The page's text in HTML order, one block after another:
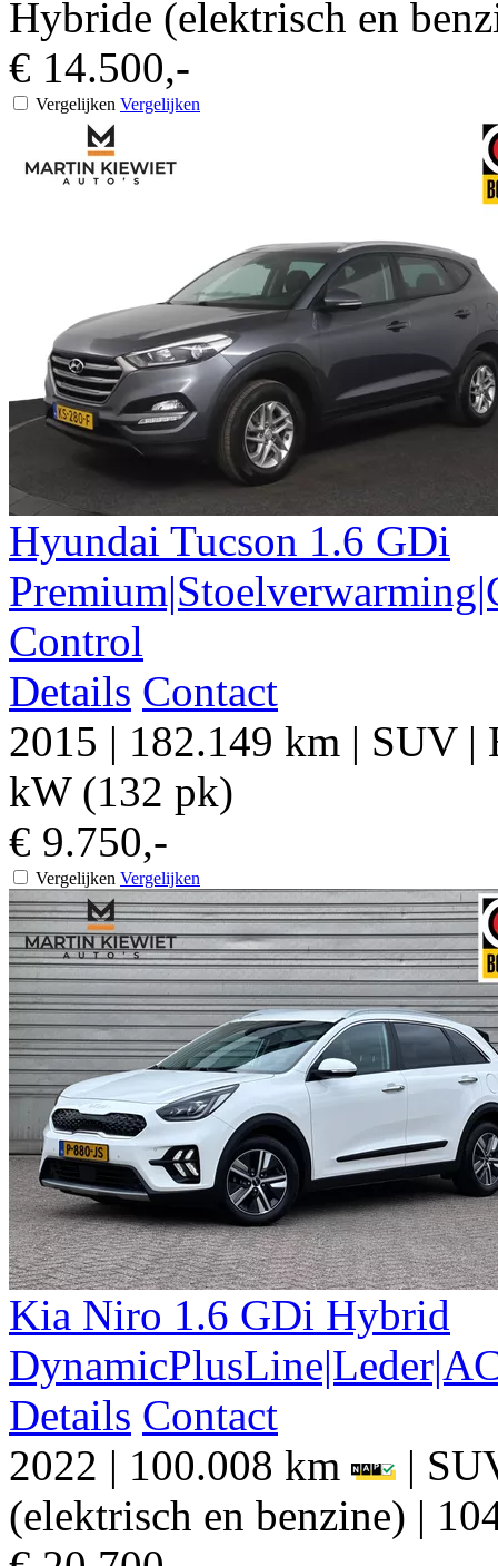
Hybride (elektrisch en
€ 14.500,-
Vergelijken Vergelijken
Hyundai Tucson 1.6 GDi
Control
Details Contact
2015 | 182.149 km | SUV|
kW (132 pk)
€ 9.750,-
Vergelijken Vergelijken
Kia Niro 1.6 GDi Hybrid
Details Contact
2022 | 100.008 km |
(elektrisch en benzine) |